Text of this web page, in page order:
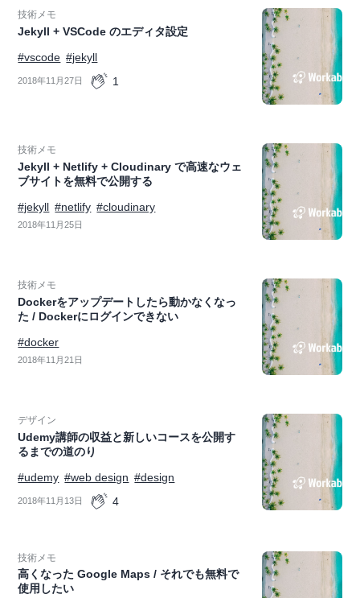
技術メモ
Jekyll + VSCode のエディタ設定
#vscode #jekyll
2018年11月27日 1
技術メモ
Jekyll + Netlify + Cloudinary で高速なウェ
ブサイトを無料で公開する
#jekyll #netlify #cloudinary
2018年11月25日
技術メモ
Dockerをアップデートしたら動かなくなっ
た / Dockerにログインできない
#docker
2018年11月21日
デザイン
Udemy講師の収益と新しいコースを公開す
るまでの道のり
#udemy #web design #design
2018年11月13日 4
技術メモ
高くなった Google Maps / それでも無料で
使用したい